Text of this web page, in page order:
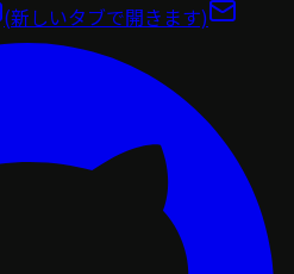
(新しいタブで開きます)